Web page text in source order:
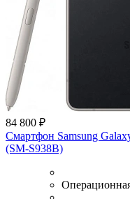
84 800 ₽
Смартфон Samsung
(SM-S938B)